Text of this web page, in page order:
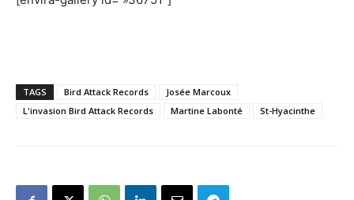
TAGS Bird Attack Records
Josée Marcoux
L'invasion Bird Attack Records
Martine Labonté St-Hyacinthe